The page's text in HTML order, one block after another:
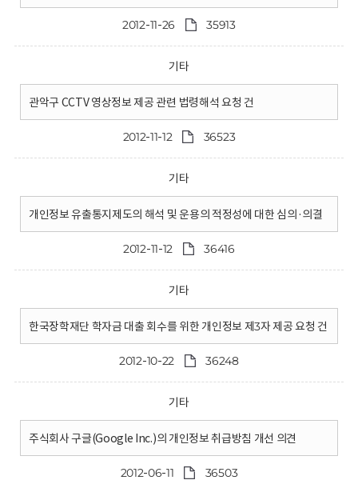
2012-11-26 35913
기타
관악구 CCTV 영상정보 제공 관련 법령해석 요청 건
2012-11-12 36523
기타
개인정보 유출통지제도의 해석 및 운용의 적정성에 대한 심의·의결
2012-11-12 36416
기타
한국장학재단 학자금 대출 회수를 위한 개인정보 제3자 제공 요청 건
2012-10-22 36248
기타
주식회사 구글(Google Inc.)의 개인정보 취급방침 개선 의견
2012-06-11 36503